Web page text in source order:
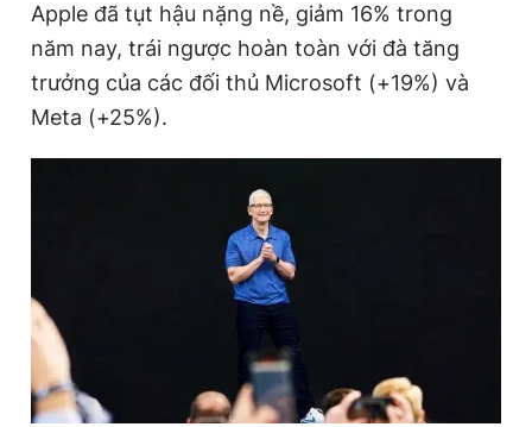
Hotline
0906 645 777
Liên hệ quảng cáo
Đặt báo Quảng cáo
Phó tổng biên tập thường trực: Hải Thành
Phó tổng biên tập: Lâm Hiếu Dũng
Phó tổng biên tập: Trần Việt Hưng
Tổng thư ký tòa soạn: Đức Trung
Giấy phép xuất bản số 110/GP - BTTTT cấp ngày 24.3.2020
© 2003-2026 Bản quyền thuộc về Báo Thanh Niên. Cấm sao
chép dưới mọi hình thức nếu không có sự chấp thuận bằng văn
bản. Phát triển bởi ePi Technologies, JSC.
Apple đã tụt hậu nặng nề, giảm 16% trong
năm nay, trái ngược hoàn toàn với đà tăng
trưởng của các đối thủ Microsoft (+19%) và
Meta (+25%).